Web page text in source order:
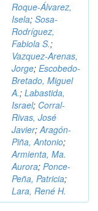
Roque-Álvarez,
Isela; Sosa-
Rodríguez,
Fabiola S.;
Vazquez-Arenas,
Jorge; Escobedo-
Bretado, Miguel
A.; Labastida,
Israel; Corral-
Rivas, José
Javier;Aragón-
Piña, Antonio;
Armienta, Ma.
Aurora; Ponce-
Peña, Patricia;
Lara, René H.